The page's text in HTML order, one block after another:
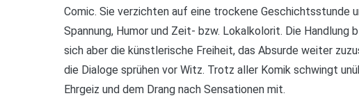
Comic. Sie verzichten auf eine trockene Geschichtsstunde
Spannung, Humor und Zeit- bzw. Lokalkolorit. Die Handlung
sich aber die künstlerische Freiheit, das Absurde weiter
die Dialoge sprühen vor Witz. Trotz aller Komik schwingt
Ehrgeiz und dem Drang nach Sensationen mit.